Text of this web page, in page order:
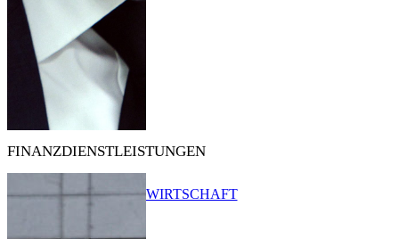
FINANZDIENSTLEISTUNGEN
WIRTSCHAFT